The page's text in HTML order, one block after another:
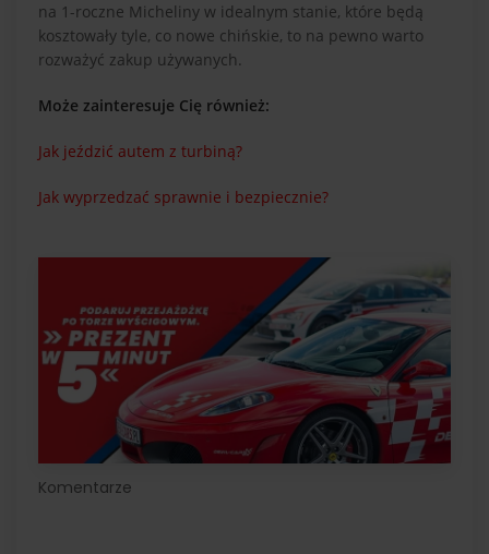
na 1-roczne Micheliny w idealnym stanie, które będą
kosztowały tyle, co nowe chińskie, to na pewno warto
rozważyć zakup używanych.
Może zainteresuje Cię również:
Jak jeździć autem z turbiną?
Jak wyprzedzać sprawnie i bezpiecznie?
Komentarze